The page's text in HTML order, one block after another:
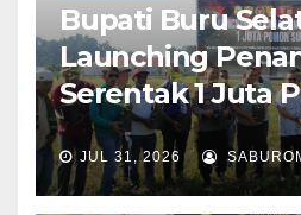
Bupati Buru
Launching
Serentak 1 Juta
JUL 31, 2026
AMBON METRO JURNALISME
POLITIK & PEMERINTAHAN